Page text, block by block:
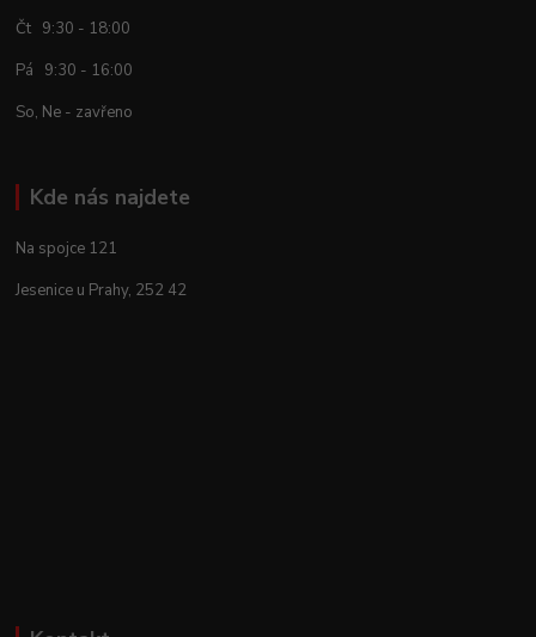
Čt 9:30 - 18:00
Pá 9:30 - 16:00
So, Ne - zavřeno
Kde nás najdete
Na spojce 121
Jesenice u Prahy, 252 42